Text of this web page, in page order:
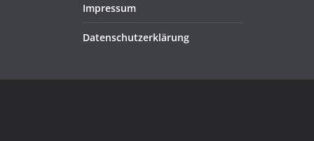
Impressum
Datenschutzerklärung